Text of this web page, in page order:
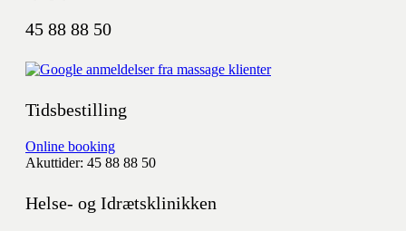
45 88 88 50
Tidsbestilling
Online booking
Akuttider: 45 88 88 50
Helse- og Idrætsklinikken